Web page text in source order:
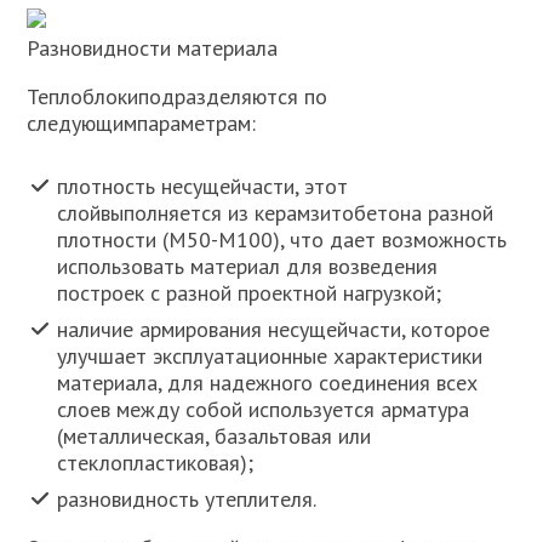
Разновидности материала
Теплоблокиподразделяются по
следующимпараметрам:
плотность несущейчасти, этот
слойвыполняется из керамзитобетона разной
плотности (М50-М100), что дает возможность
использовать материал для возведения
построек с разной проектной нагрузкой;
наличие армирования несущейчасти, которое
улучшает эксплуатационные характеристики
материала, для надежного соединения всех
слоев между собой используется арматура
(металлическая, базальтовая или
стеклопластиковая);
разновидность утеплителя.